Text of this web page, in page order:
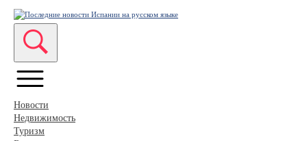
Новости
Недвижимость
Туризм